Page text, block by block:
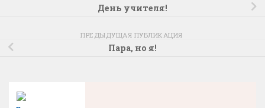
День учителя!
ПРЕДЫДУЩАЯ ПУБЛИКАЦИЯ
Пара, но я!